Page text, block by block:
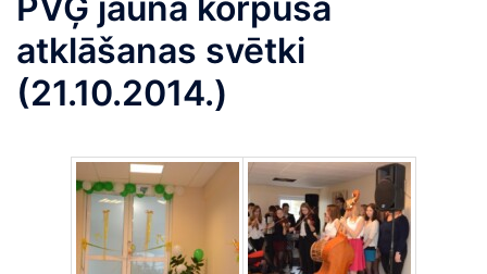
atklāšanas svētki
(21.10.2014.)